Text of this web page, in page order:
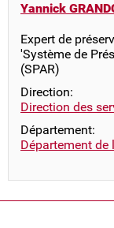
Yannick
Expert de
'Système de
(SPAR)
Direction:
Direction des
Département:
Département de